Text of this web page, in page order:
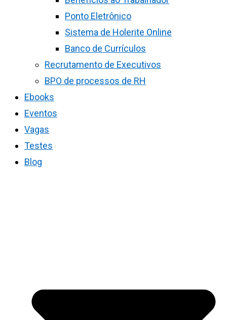
Ponto Eletrônico
Sistema de Holerite Online
Banco de Currículos
Recrutamento de Executivos
BPO de processos de RH
Ebooks
Eventos
Vagas
Testes
Blog